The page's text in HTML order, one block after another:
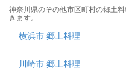
神奈川県のその他市区町村の郷土
きます。
横浜市 郷土料理
川崎市 郷土料理